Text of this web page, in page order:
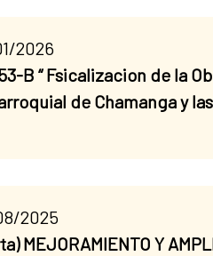
2026
B “ Fsicalizacion de la
de Chamanga y
2025
Y